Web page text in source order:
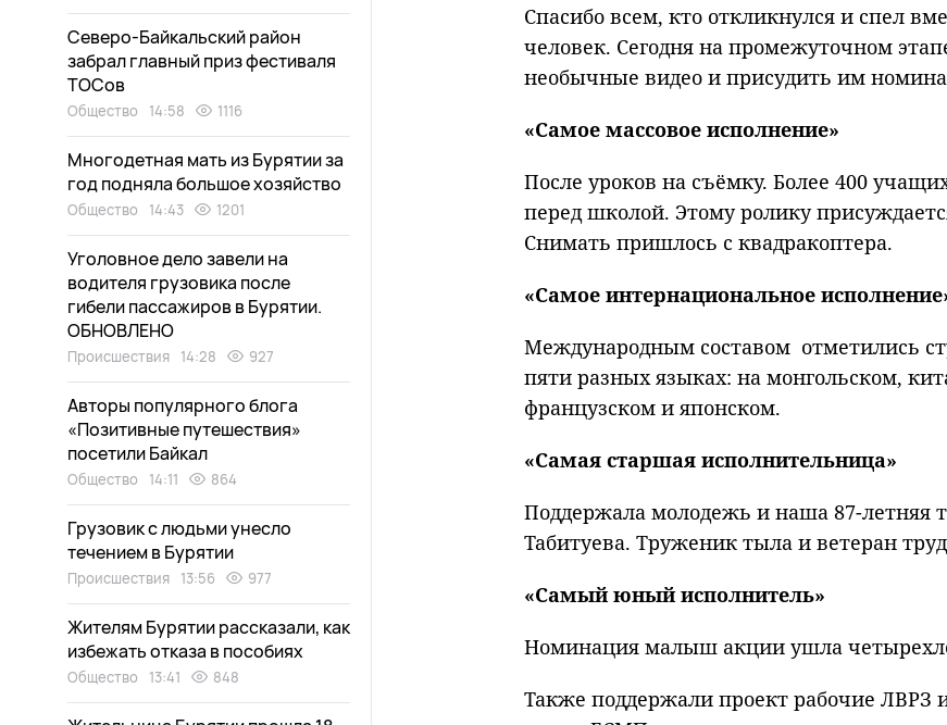
Спасибо всем, кто откликнулся и спел
человек. Сегодня на промежуточном
необычные видео и присудить им
«Самое массовое исполнение»
После уроков на съёмку. Более 400
перед школой. Этому ролику
Снимать пришлось с квадракоптера.
«Самое интернациональное
Международным составом отметились
пяти разных языках: на монгольском,
французском и японском.
«Самая старшая исполнительница»
Поддержала молодежь и наша 87-летняя
Табитуева. Труженик тыла и ветеран
«Самый юный исполнитель»
Номинация малыш акции ушла
Также поддержали проект рабочие ЛВРЗ
Северо-Байкальский район
забрал главный приз фестиваля
ТОСов
Общество 14:58 1116
Многодетная мать из Бурятии за
год подняла большое хозяйство
Общество 14:43 1201
Уголовное дело завели на
водителя грузовика после
гибели пассажиров в Бурятии.
ОБНОВЛЕНО
Происшествия 14:28 927
Авторы популярного блога
«Позитивные путешествия»
посетили Байкал
Общество 14:11 864
Грузовик с людьми унесло
течением в Бурятии
Происшествия 13:56 977
Жителям Бурятии рассказали, как
избежать отказа в пособиях
Общество 13:41 848